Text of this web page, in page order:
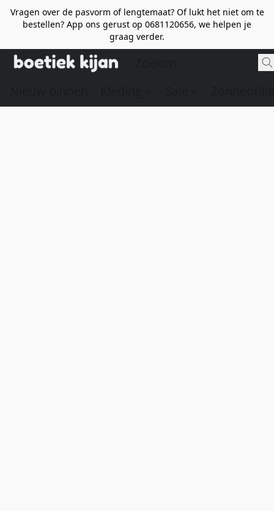
Vragen over de pasvorm of lengtemaat? Of lukt het niet om te
bestellen? App ons gerust op 0681120656, we helpen je
graag verder.